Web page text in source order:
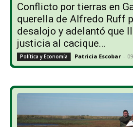
Conflicto por tierras en
querella de Alfredo Ruff
desalojo y adelantó que
justicia al cacique...
Política y Economía Patricia Escobar -